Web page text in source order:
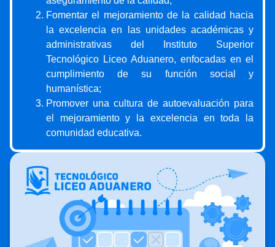
Fomentar el mejoramiento de la calidad hacia
la excelencia en las unidades académicas y
administrativas del Instituto Superior
Tecnológico Liceo Aduanero, enfocadas en el
cumplimiento de su función social y
humanística;
Promover una cultura de autoevaluación para
el mejoramiento y la excelencia en toda la
comunidad educativa.